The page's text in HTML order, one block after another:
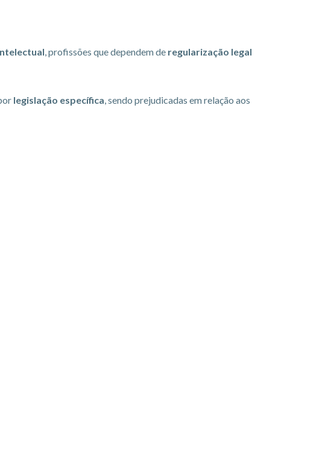
, profissões que dependem de regularização legal
legislação específica, sendo prejudicadas em relação aos